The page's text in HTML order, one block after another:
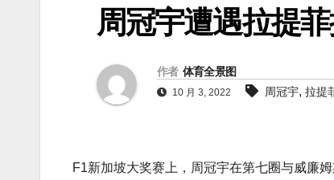
周冠宇遭遇拉提
作者 体育全景图
10 月 3, 2022 周冠宇, 拉提
F1新加坡大奖赛上，周冠宇在第七圈与威廉